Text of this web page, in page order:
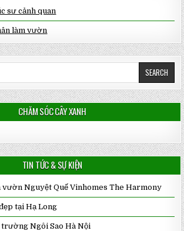
sư cảnh quan
làm vườn
CHĂM SÓC CÂY XANH
TIN TỨC & SỰ KIỆN
vườn Nguyệt Quế Vinhomes The Harmony
tại Hạ Long
trường Ngôi Sao Hà Nội